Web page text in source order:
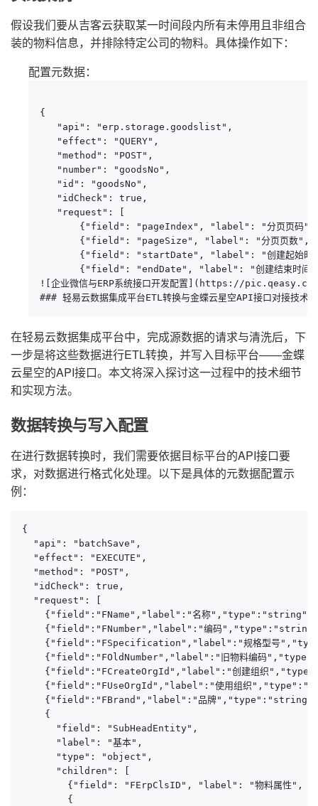
假设我们要从吉客云获取某一时间段内所有未停用且非组合
装的物料信息，并排除特定公司的物料。具体操作如下：
配置元数据：
{
   "api": "erp.storage.goodslist",
   "effect": "QUERY",
   "method": "POST",
   "number": "goodsNo",
   "id": "goodsNo",
   "idCheck": true,
   "request": [
{"field": "pageIndex", "label": "分页页码
{"field": "pageSize", "label": "分页页数
{"field": "startDate", "label": "创建起始
{"field": "endDate", "label": "创建结束时
![企业微信与ERP系统接口开发配置](https://
### 轻易云数据集成平台ETL转换与金蝶云星空API接口对接技术
在轻易云数据集成平台中，完成源数据的请求与清洗后，下
一步是将这些数据进行ETL转换，并写入目标平台——金蝶
云星空的API接口。本文将深入探讨这一过程中的技术细节
和实现方法。
数据转换与写入配置
在进行数据转换时，我们需要依据目标平台的API接口要
求，对数据进行格式化处理。以下是具体的元数据配置示
例：
{
  "api": "batchSave",
  "effect": "EXECUTE",
  "method": "POST",
  "idCheck": true,
  "request": [
{"field":"FName","label":"名称
{"field":"FNumber","label":"编码
{"field":"FSpecification","label":"规格型号
{"field":"FOldNumber","label":"旧物料编码
{"field":"FCreateOrgId","label":"创建组织
{"field":"FUseOrgId","label":"使用组织
{"field":"FBrand","label":"品牌
    {
      "field": "SubHeadEntity",
      "label": "基本",
      "type": "object",
      "children": [
{"field": "FErpClsID", "label": "物料属性",
        {